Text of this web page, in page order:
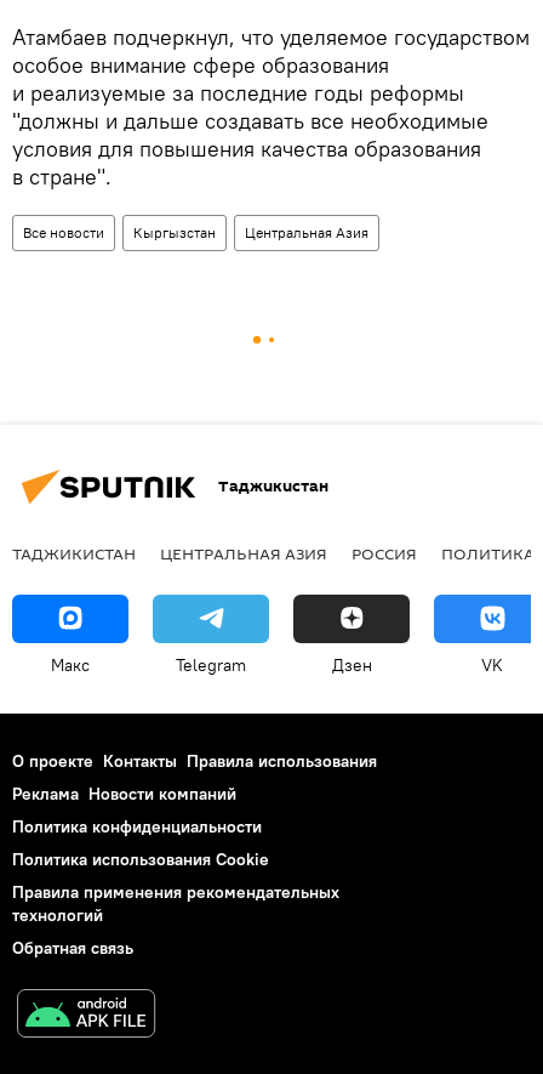
Атамбаев подчеркнул, что уделяемое государством
особое внимание сфере образования
и реализуемые за последние годы реформы
"должны и дальше создавать все необходимые
условия для повышения качества образования
в стране".
Все новости Кыргызстан Центральная Азия
Таджикистан
ТАДЖИКИСТАН ЦЕНТРАЛЬНАЯ АЗИЯ РОССИЯ ПОЛИТИКА
Макс Telegram Дзен VK
О проекте Контакты Правила использования
Реклама Новости компаний
Политика конфиденциальности
Политика использования Cookie
Правила применения рекомендательных
технологий
Обратная связь